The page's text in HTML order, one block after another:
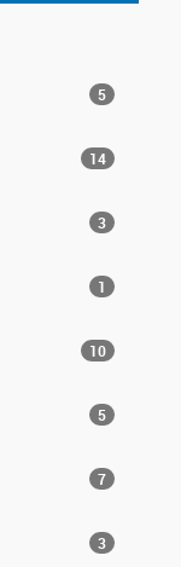
5
14
3
1
10
5
7
3